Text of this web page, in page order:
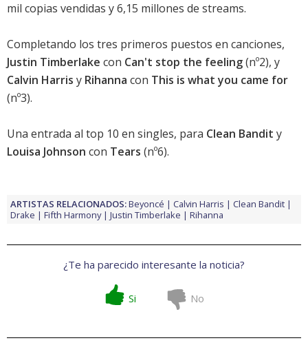
mil copias vendidas y 6,15 millones de streams.
Completando los tres primeros puestos en canciones,
Justin Timberlake con Can't stop the feeling(nº2), y
Calvin Harris y Rihanna con This is what you came for
(nº3).
Una entrada al top 10 en singles, para Clean Bandit y
Louisa Johnson con Tears (nº6).
ARTISTAS RELACIONADOS:Beyoncé Calvin Harris
Clean Bandit
Drake
Fifth Harmony Justin Timberlake Rihanna
¿Te ha parecido interesante la noticia?
Si No